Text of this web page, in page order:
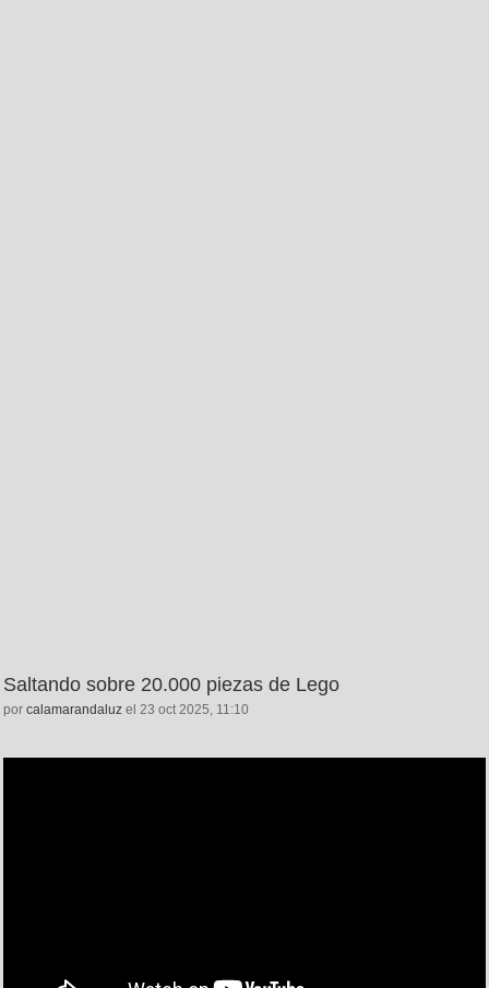
Saltando sobre 20.000 piezas de Lego
por calamarandaluz el 23 oct 2025, 11:10